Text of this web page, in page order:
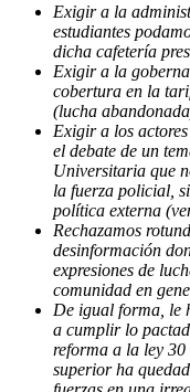
Exigir a la
estudiantes
dicha cafetería
Exigir a la
cobertura en la
(lucha
Exigir a los
el debate de un
Universitaria que
la fuerza policial,
política externa
Rechazamos
desinformación
expresiones de
comunidad en
De igual forma, le
a cumplir lo
reforma a la ley
superior ha